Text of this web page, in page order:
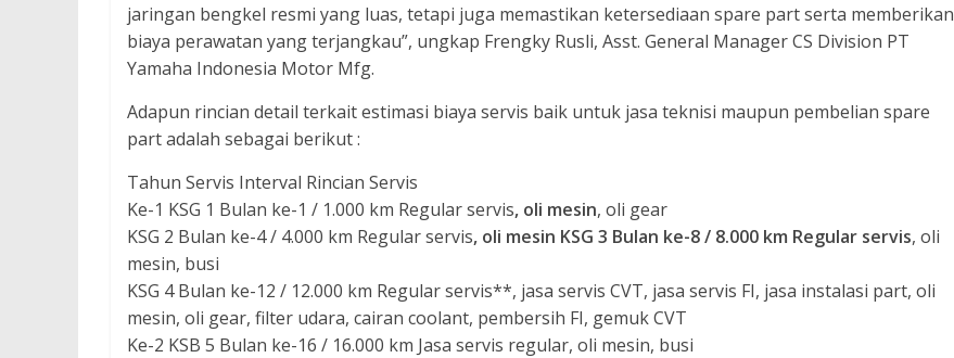
jaringan bengkel resmi yang luas, tetapi juga memastikan ketersediaan spare part serta memberikan
biaya perawatan yang terjangkau”, ungkap Frengky Rusli, Asst. General Manager CS Division PT
Yamaha Indonesia Motor Mfg.
Adapun rincian detail terkait estimasi biaya servis baik untuk jasa teknisi maupun pembelian spare
part adalah sebagai berikut :
Tahun Servis Interval Rincian Servis
Ke-1 KSG 1 Bulan ke-1 / 1.000 km Regular servis, oli mesin, oli gear
KSG 2 Bulan ke-4 / 4.000 km Regular servis, oli mesin KSG 3 Bulan ke-8 / 8.000 km Regular servis, oli
mesin, busi
KSG 4 Bulan ke-12 / 12.000 km Regular servis**, jasa servis CVT, jasa servis FI, jasa instalasi part, oli
mesin, oli gear, filter udara, cairan coolant, pembersih FI, gemuk CVT
Ke-2 KSB 5 Bulan ke-16 / 16.000 km Jasa servis regular, oli mesin, busi